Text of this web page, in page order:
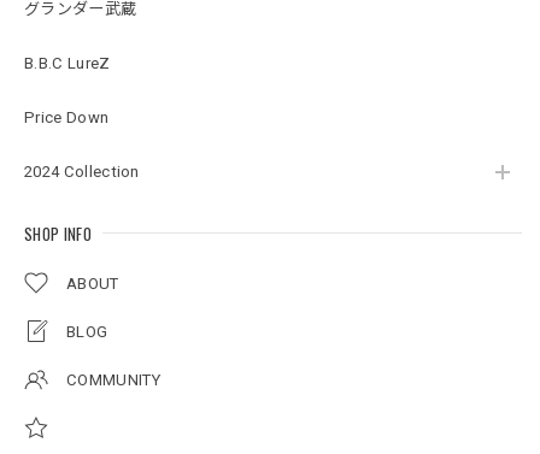
グランダー武蔵
B.B.C LureZ
Price Down
2024 Collection
SHOP INFO
ABOUT
BLOG
COMMUNITY